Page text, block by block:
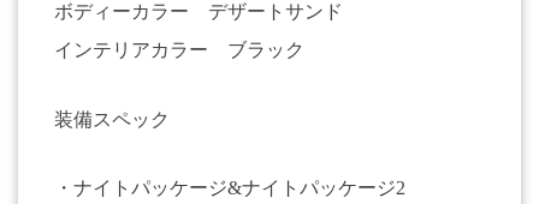
ボディーカラー デザートサンド
インテリアカラー ブラック
装備スペック
・ナイトパッケージ&ナイトパッケージ2